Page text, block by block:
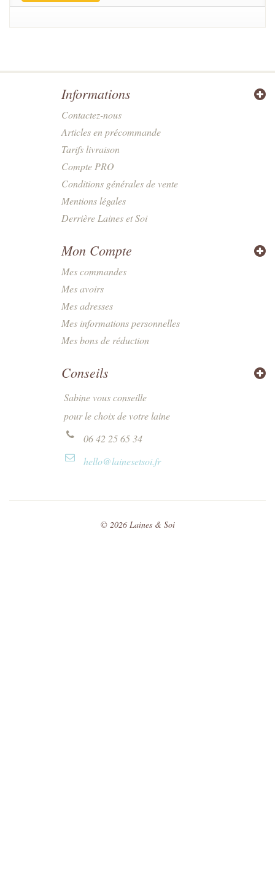
Informations
Contactez-nous
Articles en précommande
Tarifs livraison
Compte PRO
Conditions générales de vente
Mentions légales
Derrière Laines et Soi
© 2026Laines & Soi
Mon Compte
Mes commandes
Mes avoirs
Mes adresses
Mes informations personnelles
Mes bons de réduction
Conseils
Sabine vous conseille
pour le choix de votre laine
06 42 25 65 34
hello@lainesetsoi.fr